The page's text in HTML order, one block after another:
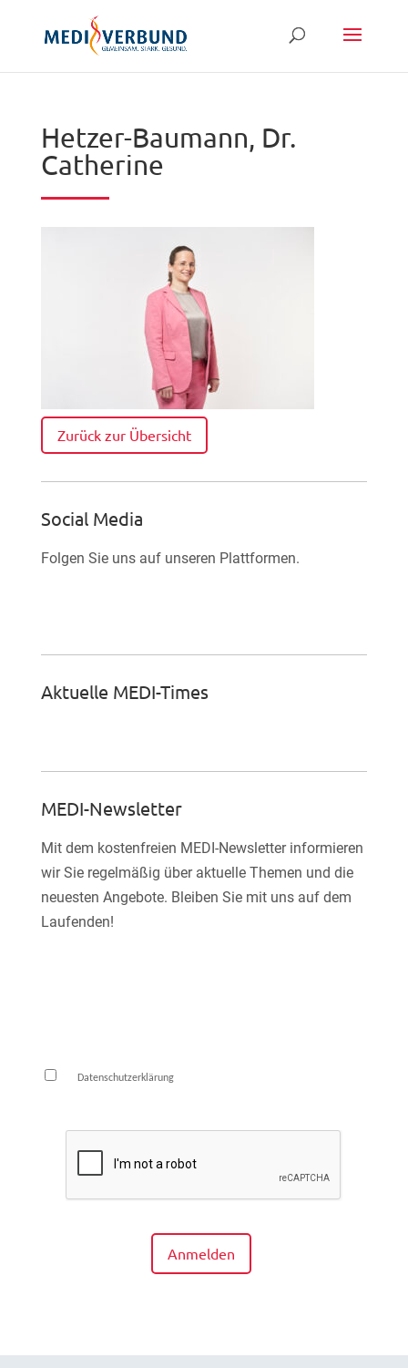
Hetzer-Baumann, Dr.
Catherine
Zurück zur Übersicht
Social Media
Folgen Sie uns auf unseren Plattformen.
Aktuelle MEDI-Times
MEDI-Newsletter
Mit dem kostenfreien MEDI-Newsletter informieren
wir Sie regelmäßig über aktuelle Themen und die
neuesten Angebote. Bleiben Sie mit uns auf dem
Laufenden!
Datenschutzerklärunghabe ich zur Kenntnis genommen und
Anmelden